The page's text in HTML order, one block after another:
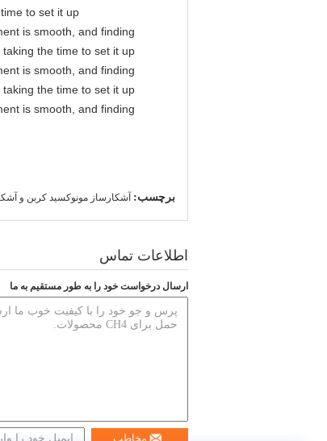
to set it up
is smooth, and finding
the time to set it up
is smooth, and finding
the time to set it up
is smooth, and finding
برچسب: آشکارساز مونوکسید کربن و
اطلاعات تماس
ارسال درخواست خود را به طور مستقیم به ما
مخاطب